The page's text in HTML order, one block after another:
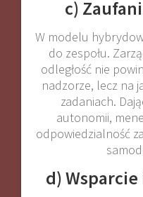
c)
W modelu
do zespołu.
odległość nie
nadzorze, lecz na
zadaniach.
autonomii,
odpowiedzialność
d)